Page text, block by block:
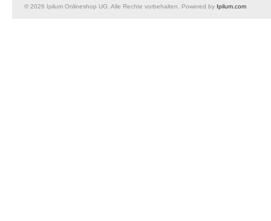
© 2026 Ipilum Onlineshop UG. Alle Rechte vorbehalten. Powered by Ipilum.com